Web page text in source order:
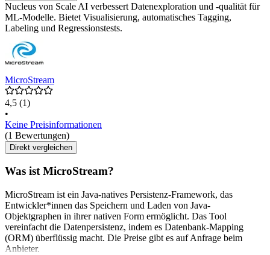
Nucleus von Scale AI verbessert Datenexploration und -qualität für
ML-Modelle. Bietet Visualisierung, automatisches Tagging,
Labeling und Regressionstests.
MicroStream
4,5 (1)
•
Keine Preisinformationen
(1 Bewertungen)
Direkt vergleichen
Was ist MicroStream?
MicroStream ist ein Java-natives Persistenz-Framework, das
Entwickler*innen das Speichern und Laden von Java-
Objektgraphen in ihrer nativen Form ermöglicht. Das Tool
vereinfacht die Datenpersistenz, indem es Datenbank-Mapping
(ORM) überflüssig macht. Die Preise gibt es auf Anfrage beim
Anbieter.